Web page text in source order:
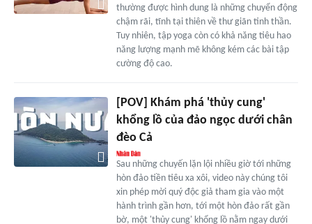
thường được hình dung là những chuyển động
chậm rãi, tĩnh tại thiên về thư giãn tinh thần.
Tuy nhiên, tập yoga còn có khả năng tiêu hao
năng lượng mạnh mẽ không kém các bài tập
cường độ cao.
[POV] Khám phá 'thủy cung'
khổng lồ của đảo ngọc dưới chân
đèo Cả
Sau những chuyến lặn lội nhiều giờ tới những
hòn đảo tiền tiêu xa xôi, video này chúng tôi
xin phép mời quý độc giả tham gia vào một
hành trình gần hơn, tới một hòn đảo rất gần
bờ, một 'thủy cung' khổng lồ nằm ngay dưới